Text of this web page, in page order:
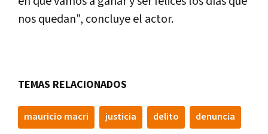
nos quedan", concluye el actor.
TEMAS RELACIONADOS
mauricio macri justicia delito denuncia